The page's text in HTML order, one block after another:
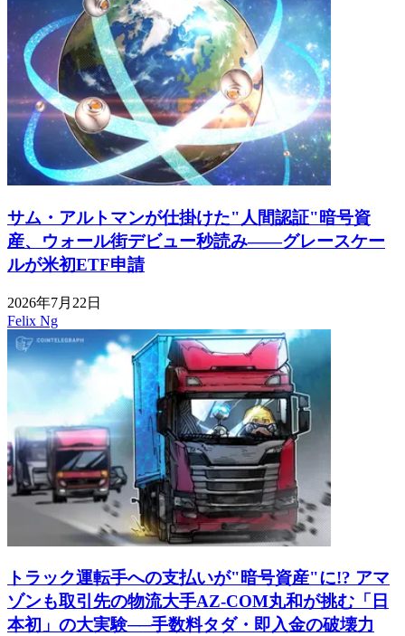
サム・アルトマンが仕掛けた"人間認証"暗号資
産、ウォール街デビュー秒読み——グレースケー
ルが米初ETF申請
2026年7月22日
Felix Ng
トラック運転手への支払いが"暗号資産"に!? アマ
ゾンも取引先の物流大手AZ-COM丸和が挑む「日
本初」の大実験──手数料タダ・即入金の破壊力